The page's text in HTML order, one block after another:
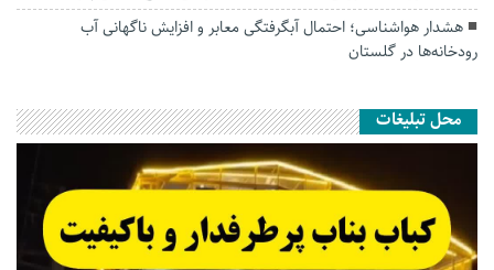
هشدار هواشناسی؛ احتمال آبگرفتگی معابر و افزایش ناگهانی آب
رودخانه‌ها در گلستان
محل تبلیغات